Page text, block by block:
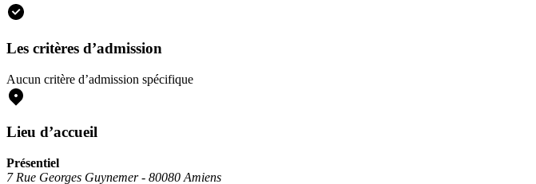
Les critères d’admission
Aucun critère d’admission spécifique
Lieu d’accueil
Présentiel
7 Rue Georges Guynemer - 80080 Amiens